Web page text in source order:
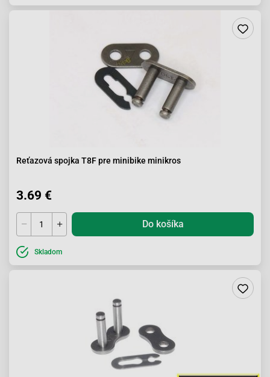
Reťazová spojka T8F pre minibike minikros
3.69 €
Do košíka
Skladom